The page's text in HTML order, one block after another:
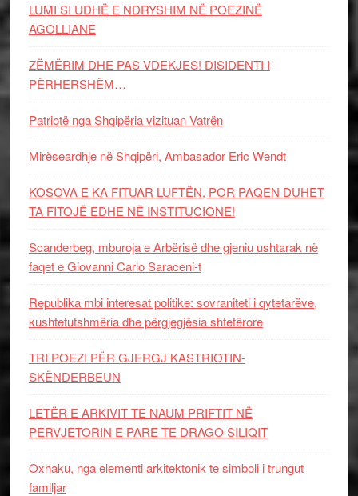
LUMI SI UDHË E NDRYSHIM NË POEZINË
AGOLLIANE
ZËMËRIM DHE PAS VDEKJES! DISIDENTI I
PËRHERSHËM…
Patriotë nga Shqipëria vizituan Vatrën
Mirëseardhje në Shqipëri, Ambasador Eric Wendt
KOSOVA E KA FITUAR LUFTËN, POR PAQEN DUHET
TA FITOJË EDHE NË INSTITUCIONE!
Scanderbeg, mburoja e Arbërisë dhe gjeniu ushtarak në
faqet e Giovanni Carlo Saraceni-t
Republika mbi interesat politike: sovraniteti i qytetarëve,
kushtetutshmëria dhe përgjegjësia shtetërore
TRI POEZI PËR GJERGJ KASTRIOTIN-
SKËNDERBEUN
LETËR E ARKIVIT TE NAUM PRIFTIT NË
PERVJETORIN E PARE TE DRAGO SILIQIT
Oxhaku, nga elementi arkitektonik te simboli i trungut
familjar